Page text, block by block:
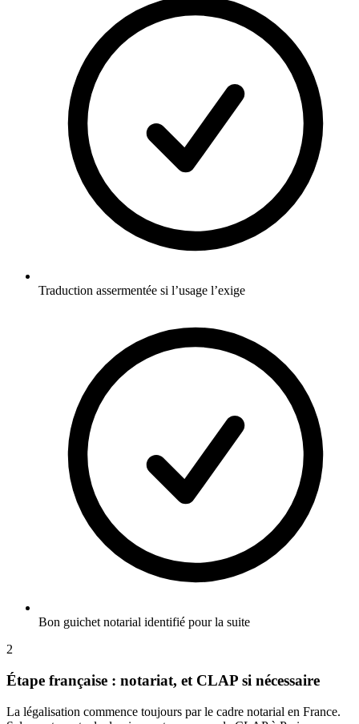
Traduction assermentée si l’usage l’exige
Bon guichet notarial identifié pour la suite
2
Étape française : notariat, et CLAP si nécessaire
La légalisation commence toujours par le cadre notarial en France.